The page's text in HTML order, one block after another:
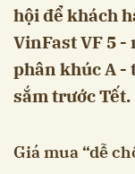
hội để khách
VinFast VF 5 -
phân khúc A -
sắm trước Tết.
Giá mua “dễ